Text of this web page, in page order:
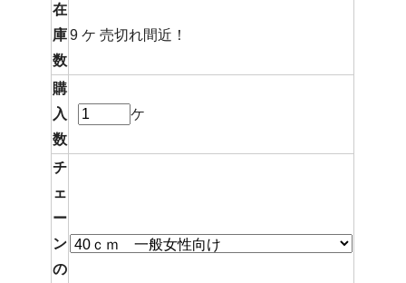
在
庫
数
9 ケ 売切れ間近！
購
入
数
ケ
チ
ェ
ー
ン
の